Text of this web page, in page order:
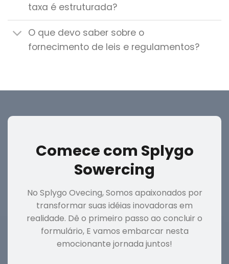
taxa é estruturada?
O que devo saber sobre o
fornecimento de leis e regulamentos?
Comece com Splygo
Sowercing
No Splygo Ovecing, Somos apaixonados por
transformar suas idéias inovadoras em
realidade. Dê o primeiro passo ao concluir o
formulário, E vamos embarcar nesta
emocionante jornada juntos!